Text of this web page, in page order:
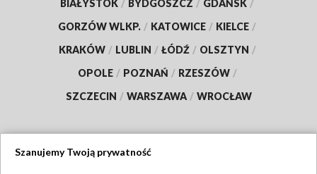
BIAŁYSTOK / BYDGOSZCZ / GDAŃSK /
GORZÓW WLKP. / KATOWICE / KIELCE /
KRAKÓW / LUBLIN / ŁÓDŹ / OLSZTYN /
OPOLE / POZNAŃ / RZESZÓW /
SZCZECIN / WARSZAWA / WROCŁAW
Szanujemy Twoją prywatność